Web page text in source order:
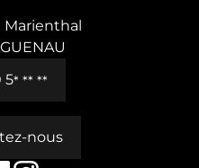
Marienthal
5* ** **
nous